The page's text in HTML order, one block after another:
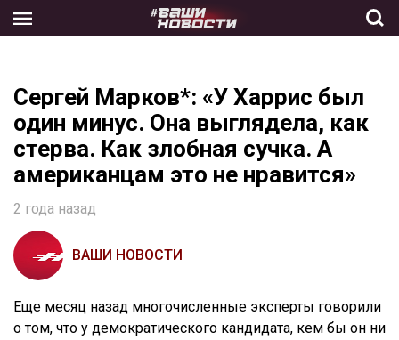
the
Сергей Марков*: «У Харрис был
один минус. Она выглядела, как
стерва. Как злобная сучка. А
американцам это не нравится»
2 года назад
ВАШИ НОВОСТИ
Еще месяц назад многочисленные эксперты говорили
о том, что у демократического кандидата, кем бы он ни